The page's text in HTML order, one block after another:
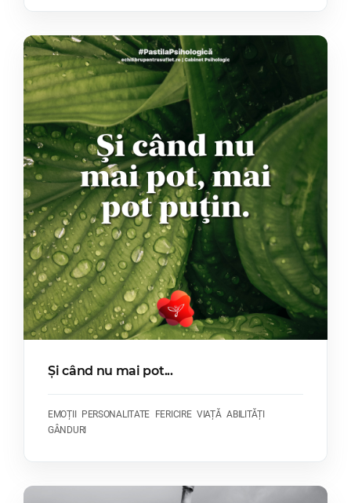
Și când nu mai pot...
EMOȚII PERSONALITATE FERICIRE VIAȚĂ ABILITĂȚI
GÂNDURI